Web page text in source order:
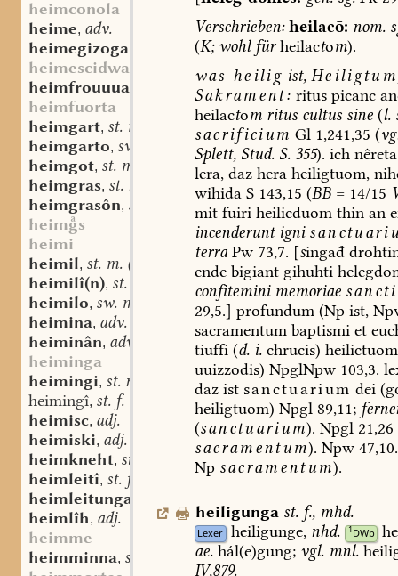
heimconola
heime, adv.
heimegizogan
heimescidwar
heimfrouuua
heimfuorta
heimgart, st. m.
heimgarto, sw. m.
heimgot, st. m.
heimgras, st. n.
heimgrasôn, sw. v.
heims
heimi
heimil, st. m. (n.?)
heimilî(n), st. n.
heimilo, sw. m.
heimina, adv.
heiminân, adv.
heiminga
heimingi, st. n.
heimingî, st. f.
heimisc, adj.
heimiski, adj.
heimkneht, st. m.
heimleitî, st. f.
heimleitunga
heimlîh, adj.
heimme
heimminna, st. f.
Verschrieben: heilacō: nom.
(K;wohlfür heilactom).
was heilig ist,
Sakrament: ritus picanc
heilactomrituscultussine(l.
sacrificium Gl 1,241,35 (
Splett,Stud. S.355). ichnêreta
lera,dazhera heiligtuom,
wihidaS143,15 (BB=14/15
mitfuiriheilicduomthinan
incenderunt igni
terraPw73,7. [singađ
endebigiantgihuhti
confiteminimemoriae
29,5.] profundum (Npist,
sacramentumbaptismiet
tiuffi(d.i.chrucis) heilictuom
uuizzodis) NpglNpw103,3.
dazist sanctuarium dei
heiligtuom) Npgl89,11;
(sanctuarium). Npgl 21,26
sacramentum). Npw 47,10.
Np sacramentum).
heiligunga st. f., mhd.
Lexer heiligunge, nhd. 1DWb
ae. hál(e)gung; vgl.mnl.
IV,879.